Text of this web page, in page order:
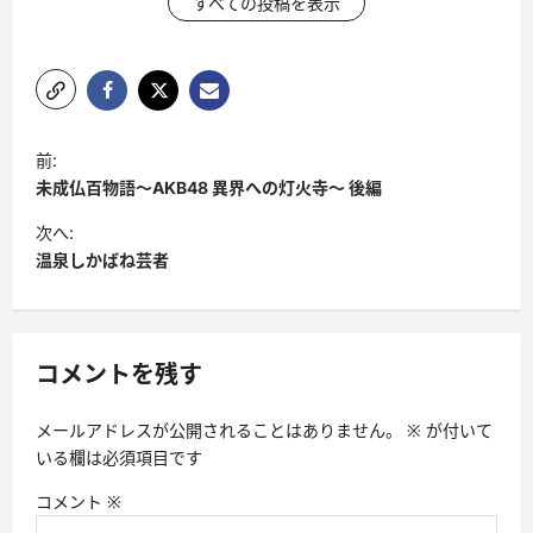
投
稿
ナ
ビ
シ
ン
前:
未成仏百物語〜AKB48 異界への灯火寺〜 後編
次へ:
温泉しかばね芸者
コメントを残す
メールアドレスが公開されることはありません。 ※ が付いて
いる欄は必須項目です
コメント ※